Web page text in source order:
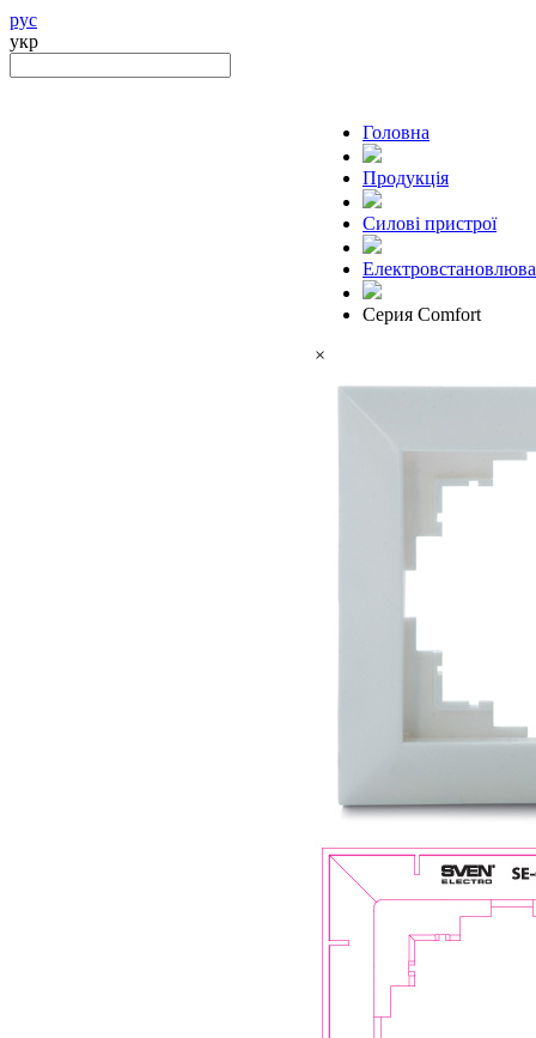
рус
укр
Головна
Продукцiя
Силові пристрої
Серия Comfort
×